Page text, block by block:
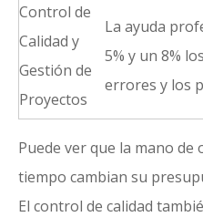
Control de
Calidad y
Gestión de
Proyectos
La ayuda
5% y un 8%
errores y los
Puede ver que la mano de
tiempo cambian su
El control de calidad